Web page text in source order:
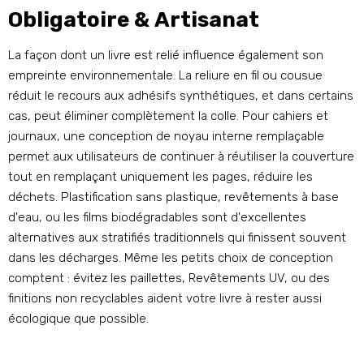
Obligatoire & Artisanat
La façon dont un livre est relié influence également son
empreinte environnementale. La reliure en fil ou cousue
réduit le recours aux adhésifs synthétiques, et dans certains
cas, peut éliminer complètement la colle. Pour cahiers et
journaux, une conception de noyau interne remplaçable
permet aux utilisateurs de continuer à réutiliser la couverture
tout en remplaçant uniquement les pages, réduire les
déchets. Plastification sans plastique, revêtements à base
d'eau, ou les films biodégradables sont d'excellentes
alternatives aux stratifiés traditionnels qui finissent souvent
dans les décharges. Même les petits choix de conception
comptent : évitez les paillettes, Revêtements UV, ou des
finitions non recyclables aident votre livre à rester aussi
écologique que possible.